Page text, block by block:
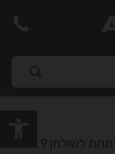
/ קונסולה נפתחת לשולחן 2.9